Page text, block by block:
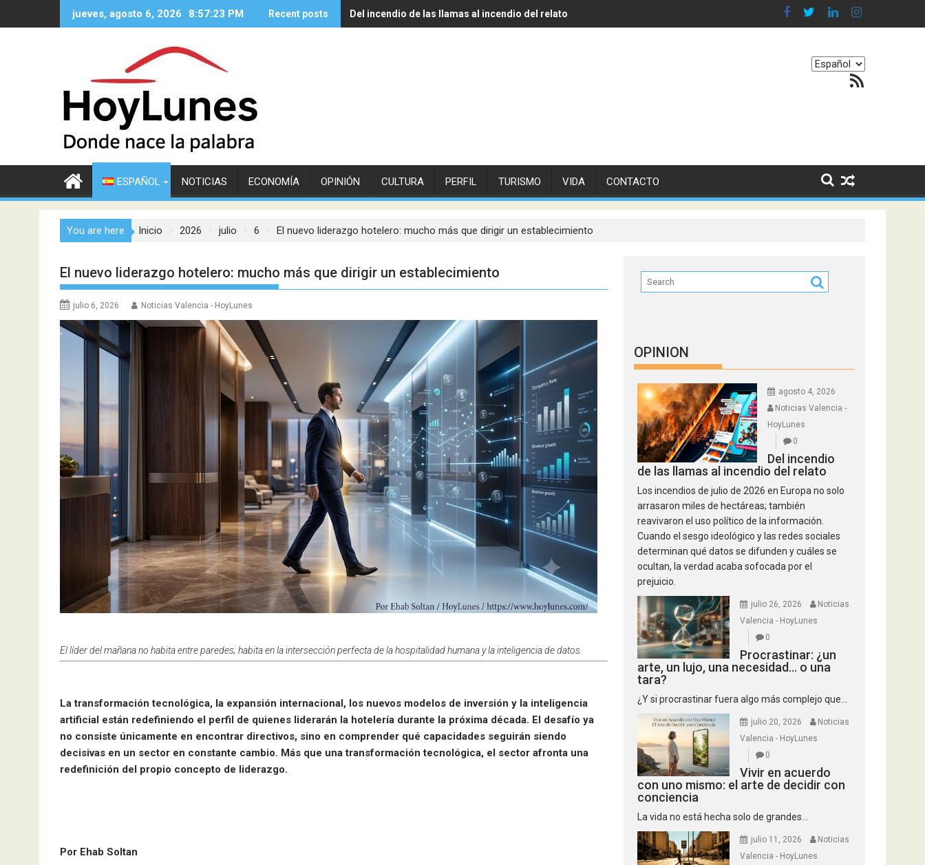
jueves, agosto 6, 2026 8:57:24 PM Recent posts Del incendio de las llamas al incendio del relato
Experto de Vithas explica cómo las olas de calor influyen en nuestro equilibrio emocional
Elegir
Feed RSS
ESPAÑOL NOTICIAS ECONOMÍA OPINIÓN CULTURA PERFIL TURISMO VIDA CONTACTO
You are here Inicio 2026 julio 6 El nuevo liderazgo hotelero: mucho más que dirigir un establecimiento
El nuevo liderazgo hotelero: mucho más que dirigir un establecimiento
julio 6, 2026 Noticias Valencia - HoyLunes
El líder del mañana no habita entre paredes; habita en la intersección perfecta de la hospitalidad humana y la inteligencia de datos.
La transformación tecnológica, la expansión internacional, los nuevos modelos de inversión y la inteligencia
artificial están redefiniendo el perfil de quienes liderarán la hotelería durante la próxima década. El desafío ya
no consiste únicamente en encontrar directivos, sino en comprender qué capacidades seguirán siendo
decisivas en un sector en constante cambio. Más que una transformación tecnológica, el sector afronta una
redefinición del propio concepto de liderazgo.
Por Ehab Soltan
OPINION
agosto 4, 2026
Noticias Valencia -
HoyLunes
0
Del incendio
de las llamas al incendio del relato
Los incendios de julio de 2026 en Europa no solo
arrasaron miles de hectáreas; también
reavivaron el uso político de la información.
Cuando el sesgo ideológico y las redes sociales
determinan qué datos se difunden y cuáles se
ocultan, la verdad acaba sofocada por el
prejuicio.
julio 26, 2026
Noticias
Valencia - HoyLunes
0
Procrastinar: ¿un
arte, un lujo, una necesidad… o una
tara?
¿Y si procrastinar fuera algo más complejo que...
julio 20, 2026
Noticias
Valencia - HoyLunes
0
Vivir en acuerdo
con uno mismo: el arte de decidir con
conciencia
La vida no está hecha solo de grandes...
julio 11, 2026
Noticias
Valencia - HoyLunes